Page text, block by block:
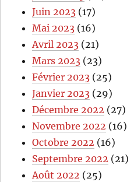
Juin 2023 (17)
Mai 2023 (16)
Avril 2023 (21)
Mars 2023 (23)
Février 2023 (25)
Janvier 2023 (29)
Décembre 2022 (27)
Novembre 2022 (16)
Octobre 2022 (16)
Septembre 2022 (21)
Août 2022 (25)